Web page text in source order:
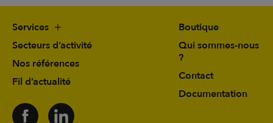
Services
Secteurs d’activité
Nos références
Fil d’actualité
Boutique
Qui sommes-nous
?
Contact
Documentation